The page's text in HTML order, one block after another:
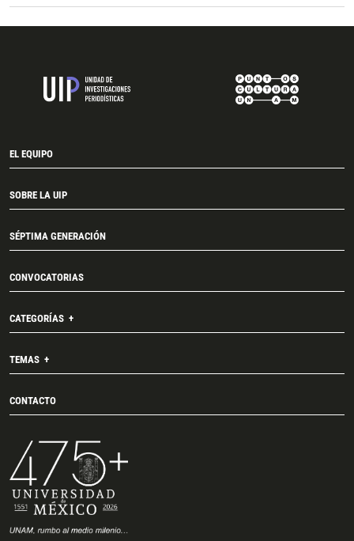
EL EQUIPO
SOBRE LA UIP
SÉPTIMA GENERACIÓN
CONVOCATORIAS
CATEGORÍAS
TEMAS
CONTACTO